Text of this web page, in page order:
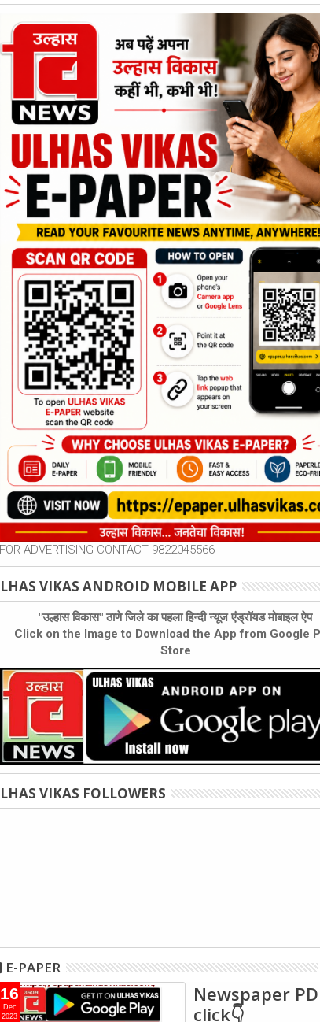
29
2023
FOR ADVERTISING CONTACT 9822045566
VIKAS ANDROID MOBILE APP
"उल्हास विकास" ठाणे जिले का पहला हिन्दी न्यूज एंड्रॉयड मोबाइल ऐप
Click on the Image to Download the App from Google
Store
VIKAS FOLLOWERS
E-PAPER
16
Dec
2023
Newspaper
click👇